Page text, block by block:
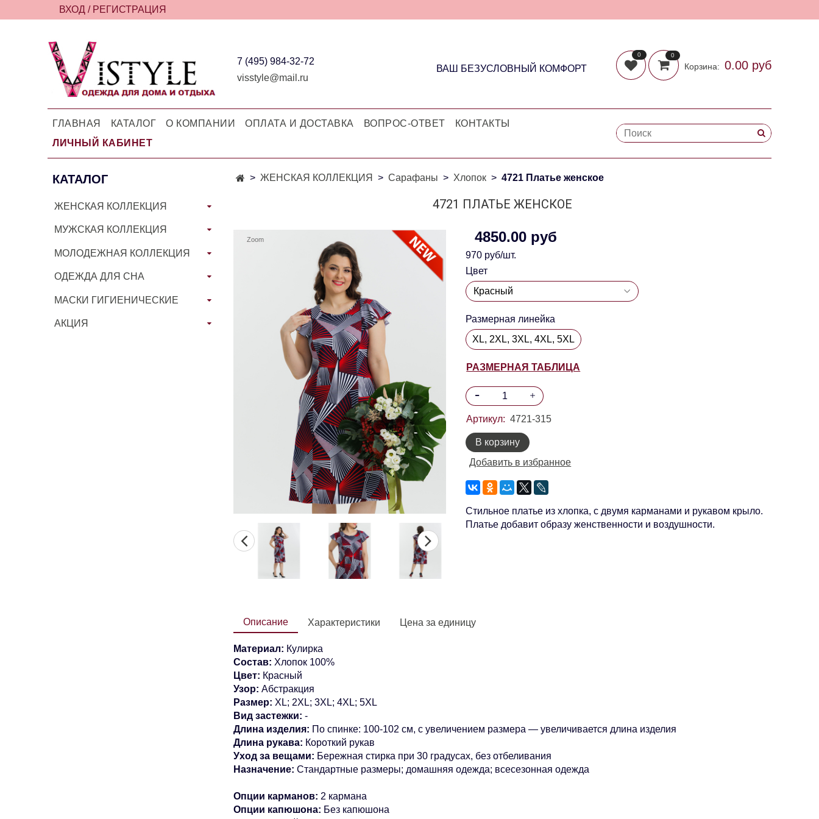
ВХОД / РЕГИСТРАЦИЯ
7 (495) 984-32-72
visstyle@mail.ru
ВАШ БЕЗУСЛОВНЫЙ КОМФОРТ
0 0
Корзина: 0.00 руб
ГЛАВНАЯ КАТАЛОГ О КОМПАНИИ ОПЛАТА И ДОСТАВКА ВОПРОС-ОТВЕТ
КОНТАКТЫ
ЛИЧНЫЙ КАБИНЕТ
ЖЕНСКАЯ КОЛЛЕКЦИЯ Сарафаны Хлопок 4721 Платье женское
4721 ПЛАТЬЕ ЖЕНСКОЕ
Zoom 4850.00 руб
970 руб/шт.
Цвет
Размерная линейка
XL, 2XL, 3XL, 4XL, 5XL
РАЗМЕРНАЯ ТАБЛИЦА
Артикул: 4721-315
В корзину
Добавить в избранное
Стильное платье из хлопка, с двумя карманами и рукавом крыло.
Платье добавит образу женственности и воздушности.
Описание
Материал: Кулирка
Состав: Хлопок 100%
Цвет: Красный
Узор: Абстракция
Размер: XL; 2XL; 3XL; 4XL; 5XL
Вид застежки: -
Длина изделия: По спинке: 100-102 см, с увеличением размера — увеличивается длина изделия
Длина рукава: Короткий рукав
Уход за вещами: Бережная стирка при 30 градусах, без отбеливания
Назначение: Стандартные размеры; домашняя одежда; всесезонная одежда
Опции карманов: 2 кармана
Опции капюшона: Без капюшона
Характеристики Цена за единицу
КАТАЛОГ
ЖЕНСКАЯ КОЛЛЕКЦИЯ
МУЖСКАЯ КОЛЛЕКЦИЯ
МОЛОДЕЖНАЯ КОЛЛЕКЦИЯ
ОДЕЖДА ДЛЯ СНА
МАСКИ ГИГИЕНИЧЕСКИЕ
АКЦИЯ